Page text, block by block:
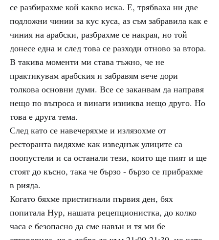
се разбирахме кой какво иска. Е, трябваха ни две
подложни чинии за кус куса, аз съм забравила как е
чиния на арабски, разбрахме се накрая, но той
донесе една и след това се разходи отново за втора.
В такива моменти ми става тъжно, че не
практикувам арабския и забравям вече дори
толкова основни думи. Все се заканвам да направя
нещо по въпроса и винаги изниква нещо друго. Но
това е друга тема.
След като се навечеряхме и излязохме от
ресторанта видяхме как изведнъж улиците са
поопустели и са останали тези, които ще пият и ще
стоят до късно, така че бързо - бързо се прибрахме
в рияда.
Когато бяхме пристигнали първия ден, бях
попитала Нур, нашата рецепционистка, до колко
часа е безопасно да сме навън и тя ми бе